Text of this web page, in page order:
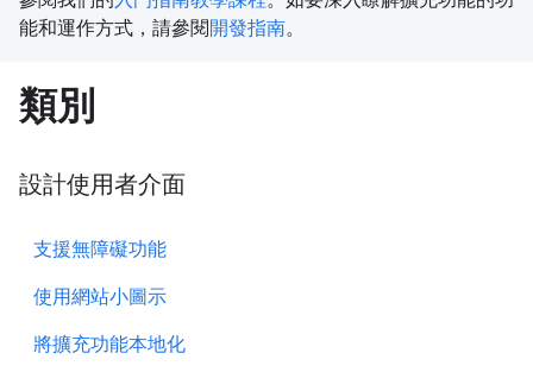
能和運作方式，請參閱開發指南。
類別
設計使用者介面
支援無障礙功能
使用網站小圖示
將擴充功能本地化